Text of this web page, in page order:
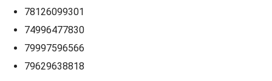
78126099301
74996477830
79997596566
79629638818